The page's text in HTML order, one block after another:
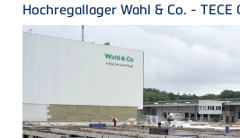
Hochregallager Wahl & Co. - TECE